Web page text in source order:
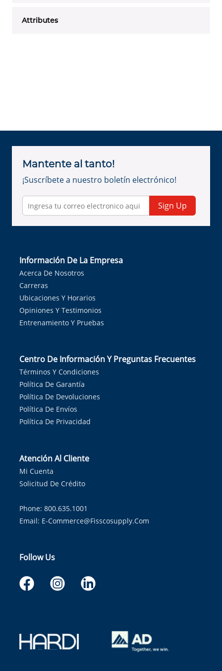
Attributes
Mantente al tanto!
¡Suscríbete a nuestro boletín electrónico!
Sign Up
Información De La Empresa
Acerca De Nosotros
Carreras
Ubicaciones Y Horarios
Opiniones Y Testimonios
Entrenamiento Y Pruebas
Centro De Información Y Preguntas Frecuentes
Términos Y Condiciones
Política De Garantía
Política De Devoluciones
Política De Envíos
Política De Privacidad
Atención Al Cliente
Mi Cuenta
Solicitud De Crédito
Phone: 800.635.1001
Email: E-Commerce@fisscosupply.com
Follow Us